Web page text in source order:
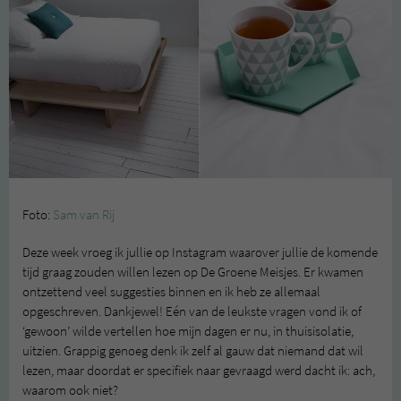
Foto: Sam van Rij
Deze week vroeg ik jullie op Instagram waarover jullie de komende
tijd graag zouden willen lezen op De Groene Meisjes. Er kwamen
ontzettend veel suggesties binnen en ik heb ze allemaal
opgeschreven. Dankjewel! Eén van de leukste vragen vond ik of
‘gewoon’ wilde vertellen hoe mijn dagen er nu, in thuisisolatie,
uitzien. Grappig genoeg denk ik zelf al gauw dat niemand dat wil
lezen, maar doordat er specifiek naar gevraagd werd dacht ik: ach,
waarom ook niet?